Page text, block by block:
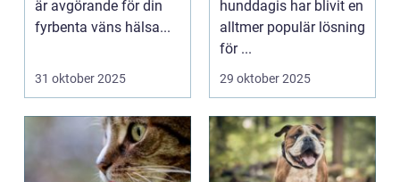
är avgörande för din
fyrbenta väns hälsa...
31 oktober 2025
hunddagis har blivit en
alltmer populär lösning
för ...
29 oktober 2025